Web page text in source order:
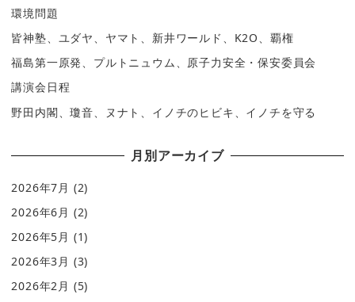
環境問題
皆神塾、ユダヤ、ヤマト、新井ワールド、K2O、覇権
福島第一原発、プルトニュウム、原子力安全・保安委員会
講演会日程
野田内閣、瓊音、ヌナト、イノチのヒビキ、イノチを守る
月別アーカイブ
2026年7月 (2)
2026年6月 (2)
2026年5月 (1)
2026年3月 (3)
2026年2月 (5)